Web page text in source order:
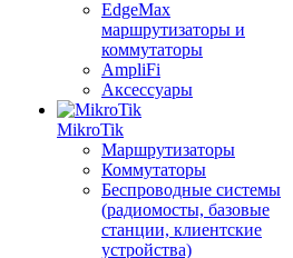
EdgeMax
маршрутизаторы и
коммутаторы
AmpliFi
Аксессуары
MikroTik
Маршрутизаторы
Коммутаторы
Беспроводные системы
(радиомосты, базовые
станции, клиентские
устройства)